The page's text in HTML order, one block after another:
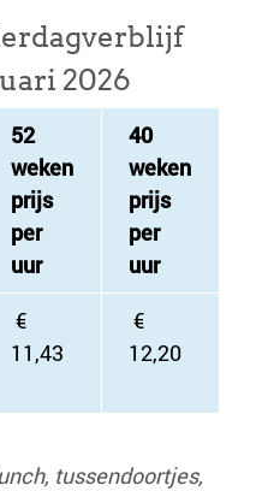
2026
52
weken
prijs
per
uur
40
weken
prijs
per
uur
€
11,43
€
12,20
tussendoortjes,